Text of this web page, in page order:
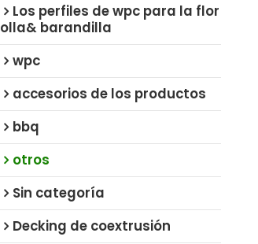
Los perfiles de wpc para la flor
olla& barandilla
wpc
accesorios de los productos
bbq
otros
Sin categoría
Decking de coextrusión